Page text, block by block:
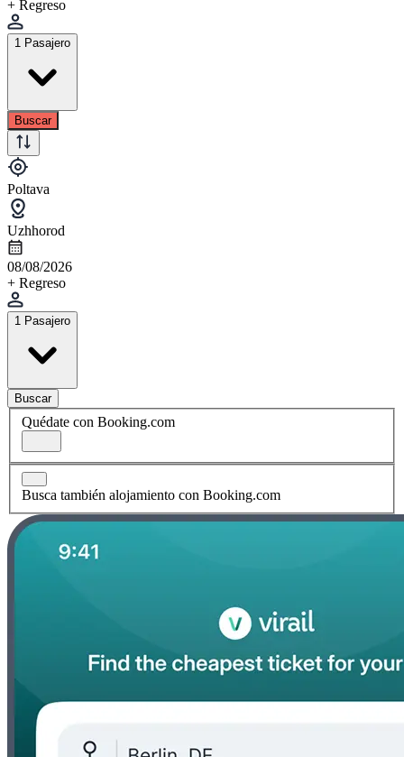
+ Regreso
1 Pasajero
Buscar
Poltava
Uzhhorod
08/08/2026
+ Regreso
1 Pasajero
Buscar
Quédate con Booking.com
Busca también alojamiento con Booking.com